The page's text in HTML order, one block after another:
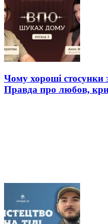
Чому хороші стосунки
Правда про любов,